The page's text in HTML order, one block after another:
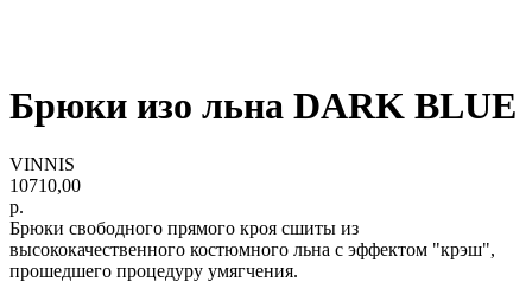
Брюки изо льна DARK BLUE
VINNIS
10710,00
р.
Брюки свободного прямого кроя сшиты из
высококачественного костюмного льна с эффектом "крэш",
прошедшего процедуру умягчения.